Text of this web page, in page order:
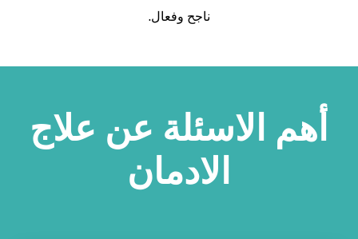
ناجح وفعال.
أهم الاسئلة عن علاج
الادمان